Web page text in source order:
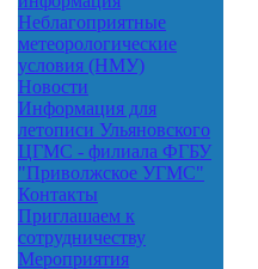
Неблагоприятные
метеорологические
условия (НМУ)
Новости
Информация для
летописи Ульяновского
ЦГМС - филиала ФГБУ
"Приволжское УГМС"
Контакты
Приглашаем к
сотрудничеству
Мероприятия